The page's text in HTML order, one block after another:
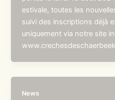
estivale, toutes les
suivi des inscriptions déjà
uniquement via notre site
News